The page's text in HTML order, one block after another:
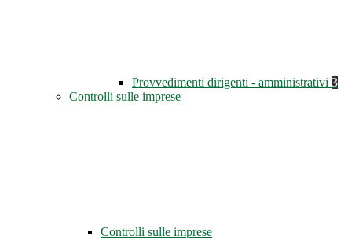
Provvedimenti dirigenti - amministrativi 3
Controlli sulle imprese
Controlli sulle imprese